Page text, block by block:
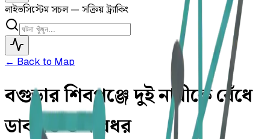
লাইভসিস্টেম সচল — সক্রিয় ট্র্যাকিং
← Back to Map
বগুড়ার শিবগঞ্জে দুই নারীকে বেঁধে
ডাকাতি ও মারধর